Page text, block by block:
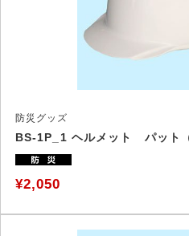
防災グッズ
BS-1P_1 ヘルメット パット
¥2,050